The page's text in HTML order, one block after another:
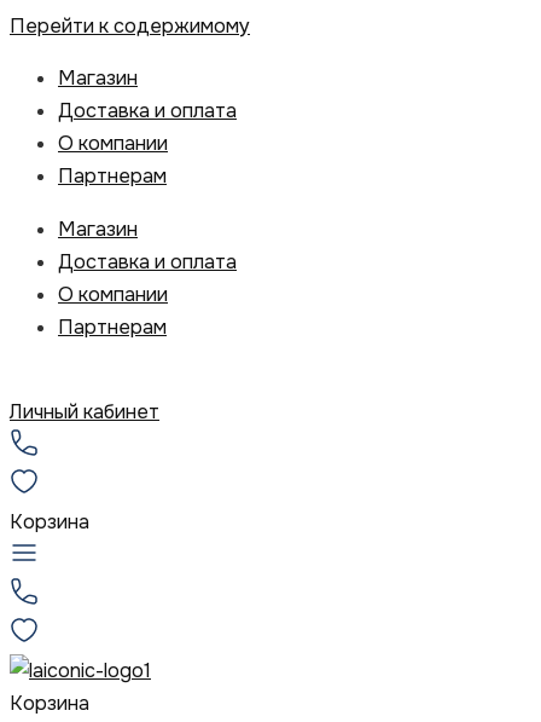
Перейти к содержимому
Магазин
Доставка и оплата
О компании
Партнерам
Магазин
Доставка и оплата
О компании
Партнерам
Личный кабинет
Корзина
Корзина